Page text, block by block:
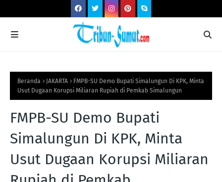
Beranda JAKARTA
FMPB-SU Demo Bupati Simalungun Di KPK, Minta
Usut Dugaan Korupsi Miliaran Rupiah di Pemkab Simalungun
FMPB-SU Demo Bupati
Simalungun Di KPK, Minta
Usut Dugaan Korupsi Miliaran